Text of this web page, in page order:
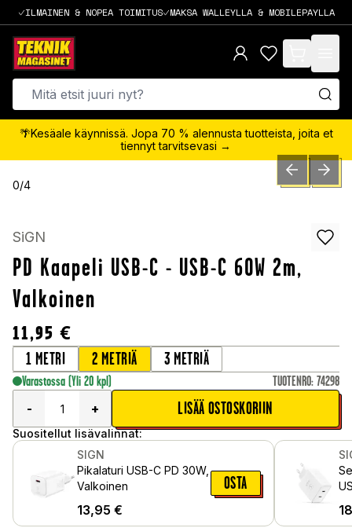
ILMAINEN & NOPEA TOIMITUS MAKSA WALLEYLLA & MOBILEPAYLLA
items in cart,
🌴Kesäale käynnissä. Jopa 70 % alennusta tuotteista, joita et
tiennyt tarvitsevasi →
0/4 PREVIOUSNEXT
SiGN
PD Kaapeli USB-C - USB-C 60W 2m,
Valkoinen
11,95 €
1 METRI 2 METRIÄ 3 METRIÄ
Varastossa (Yli 20 kpl) TUOTENRO: 74298
-
+ LISÄÄ OSTOSKORIIN
Suositellut lisävalinnat:
SIGN
Pikalaturi USB-C PD 30W,
Valkoinen
13,95 €
OSTA